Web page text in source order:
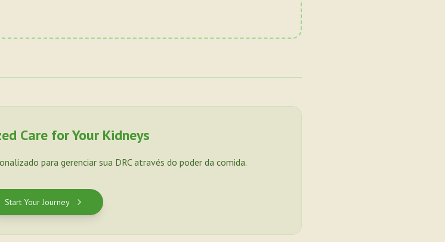
Care for Your Kidneys
para gerenciar sua DRC através do poder da comida.
Start Your Journey